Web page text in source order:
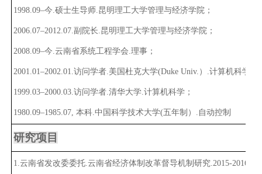
1998.09–今.硕士生导师.昆明理工大学管理与经济学院；
2006.07–2012.07.副院长.昆明理工大学管理与经济学院；
2008.09–今.云南省系统工程学会.理事；
2001.01–2002.01.访问学者.美国杜克大学(Duke Univ. ）.计算机科学；
1999.03–2000.03.访问学者.清华大学.计算机科学；
1980.09–1985.07, 本科.中国科学技术大学(五年制）.自动控制
研究项目
1.云南省发改委委托.云南省经济体制改革督导机制研究.2015-2016